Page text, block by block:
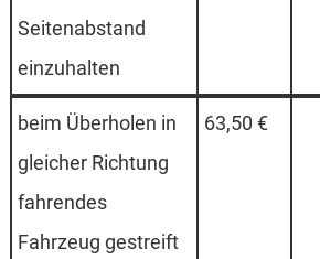
Seitenabstand
einzuhalten
beim Überholen in
gleicher Richtung
fahrendes
Fahrzeug gestreift
63,50 €